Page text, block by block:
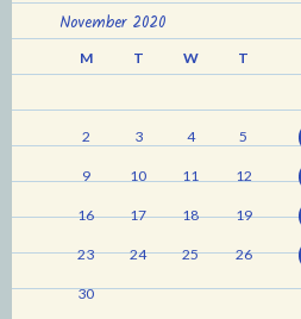
November 2020
M T W T
2 3 4 5
9 10 11 12
16 17 18 19
23 24 25 26
30